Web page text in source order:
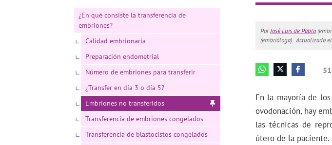
PorJosé Luis de Pablo
(embrióloga). Actualizado
En la mayoría de
ovodonación, hay
las técnicas de
útero de la paciente.
¿En qué consiste la transferencia de
embriones?
Calidad embrionaria
Preparación endometrial
Número de embriones para transferir
¿Transfer en día 3 o día 5?
Embriones no transferidos
Transferencia de embriones congelados
Transferencia de blastocistos congelados